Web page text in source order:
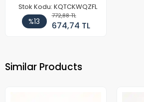
Stok Kodu: KQTCKWQZFL
%13
772,88 TL
674,74 TL
Similar Products